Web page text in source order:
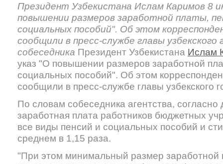
Президент Узбекистана Ислам Каримов 8
повышении размеров заработной платы,
социальных пособий". Об этом
сообщили в пресс-службе главы
собеседника Президент Узбекистана Ислам
указ "О повышении размеров заработной
социальных пособий". Об этом
сообщили в пресс-службе главы узбекского
По словам собеседника агентства, согласно
заработная плата работников бюджетных
все виды пенсий и социальных пособий и
среднем в 1,15 раза.
"При этом минимальный размер заработной